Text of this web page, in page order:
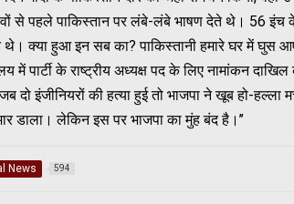
से पहले पाकिस्तान पर लंबे-लंबे भाषण देते थे। 56
क्या हुआ इन सब का? पाकिस्तानी हमारे घर में घुस
में पार्टी के राष्ट्रीय अध्यक्ष पद के लिए नामांकन दाखिल
दो इंजीनियरों की हत्या हुई तो भाजपा ने खूब हो-
डाला। लेकिन इस पर भाजपा का मुंह बंद है।’’
News 594